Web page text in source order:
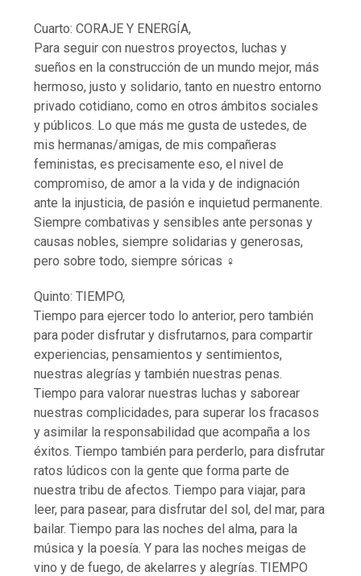
Cuarto: CORAJE Y ENERGÍA,
Para seguir con nuestros proyectos, luchas y
sueños en la construcción de un mundo mejor, más
hermoso, justo y solidario, tanto en nuestro entorno
privado cotidiano, como en otros ámbitos sociales
y públicos. Lo que más me gusta de ustedes, de
mis hermanas/amigas, de mis compañeras
feministas, es precisamente eso, el nivel de
compromiso, de amor a la vida y de indignación
ante la injusticia, de pasión e inquietud permanente.
Siempre combativas y sensibles ante personas y
causas nobles, siempre solidarias y generosas,
pero sobre todo, siempre sóricas ♀
Quinto: TIEMPO,
Tiempo para ejercer todo lo anterior, pero también
para poder disfrutar y disfrutarnos, para compartir
experiencias, pensamientos y sentimientos,
nuestras alegrías y también nuestras penas.
Tiempo para valorar nuestras luchas y saborear
nuestras complicidades, para superar los fracasos
y asimilar la responsabilidad que acompaña a los
éxitos. Tiempo también para perderlo, para disfrutar
ratos lúdicos con la gente que forma parte de
nuestra tribu de afectos. Tiempo para viajar, para
leer, para pasear, para disfrutar del sol, del mar, para
bailar. Tiempo para las noches del alma, para la
música y la poesía. Y para las noches meigas de
vino y de fuego, de akelarres y alegrías. TIEMPO